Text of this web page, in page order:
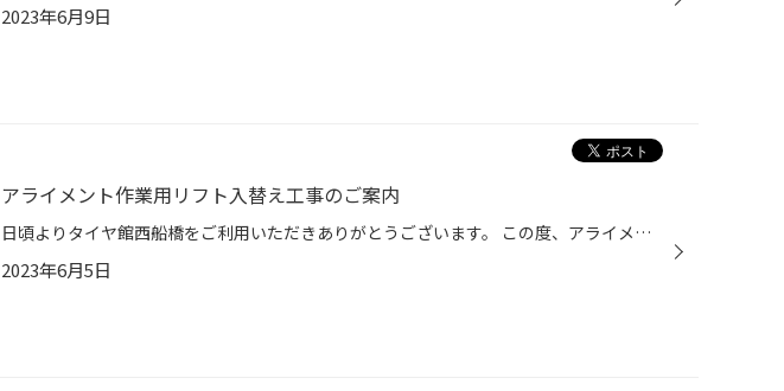
2023年6月9日
アライメント作業用リフト入替え工事のご案内
日頃よりタイヤ館西船橋をご利用いただきありがとうございます。 この度、アライメント作業用リフトの入替えを実施することになりました。 入替え工事期間は6/6（火）から始まり、終了予定日程は6/14（水）を予定しております。 期間中はご近所様には騒音等でご迷惑をお掛けして申し訳ございません...
2023年6月5日